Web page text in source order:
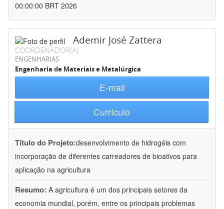
00:00:00 BRT 2026
Ademir José Zattera
COORDENADOR(A)
ENGENHARIAS
Engenharia de Materiais e Metalúrgica
E-mail
Currículo
Título do Projeto:desenvolvimento de hidrogéis com
incorporação de diferentes carreadores de bioativos para
aplicação na agricultura
Resumo: A agricultura é um dos principais setores da
economia mundial, porém, entre os principais problemas